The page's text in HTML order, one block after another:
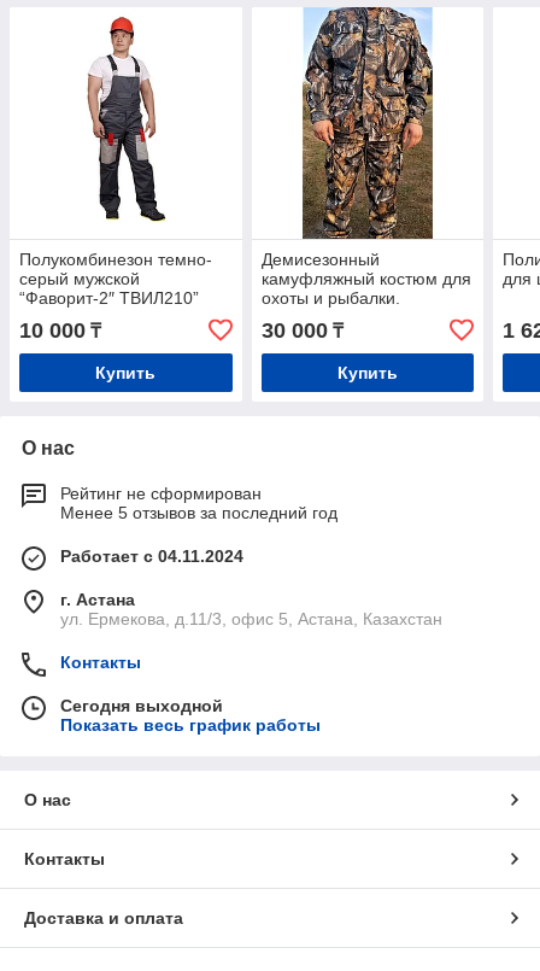
Полукомбинезон темно-
серый мужской
“Фаворит-2″ ТВИЛ210”
10 000 ₸
Купить
Демисезонный
камуфляжный костюм для
охоты и рыбалки.
30 000₸
Купить
для
1
О нас
Рейтинг не сформирован
Менее 5 отзывов за последний год
Работает с 04.11.2024
г. Астана
ул. Ермекова, д.11/3, офис 5, Астана, Казахстан
Контакты
Сегодня выходной
Показать весь график работы
О нас
Контакты
Доставка и оплата